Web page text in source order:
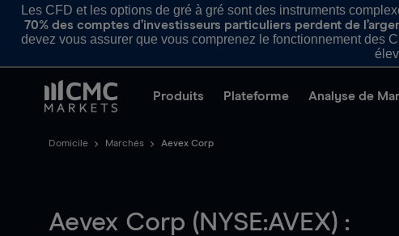
Les CFD et les options de gré à gré sont des instruments
70% des comptes d’investisseurs particuliers perdent de
devez vous assurer que vous comprenez le fonctionnement des
Produits Plateforme Analyse de
Domicile Marchés Aevex Corp
Aevex Corp (NYSE:AVEX) :